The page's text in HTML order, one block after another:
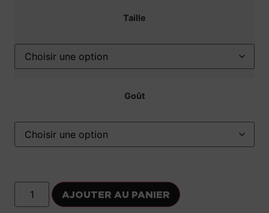
Taille
Goût
AJOUTER AU PANIER